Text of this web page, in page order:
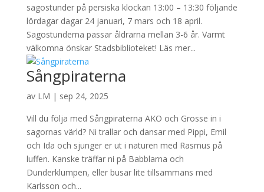
sagostunder på persiska klockan 13:00 – 13:30 följande
lördagar dagar 24 januari, 7 mars och 18 april.
Sagostunderna passar åldrarna mellan 3-6 år. Varmt
välkomna önskar Stadsbiblioteket! Läs mer...
Sångpiraterna
av LM | sep 24, 2025
Vill du följa med Sångpiraterna AKO och Grosse in i
sagornas värld? Ni trallar och dansar med Pippi, Emil
och Ida och sjunger er ut i naturen med Rasmus på
luffen. Kanske träffar ni på Babblarna och
Dunderklumpen, eller busar lite tillsammans med
Karlsson och...